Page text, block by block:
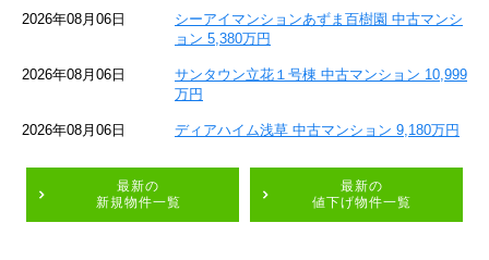
2026年08月06日
シーアイマンションあずま百樹園 中古マンシ
ョン 5,380万円
2026年08月06日
サンタウン立花１号棟 中古マンション 10,999
万円
2026年08月06日 ディアハイム浅草 中古マンション 9,180万円
最新の
新規物件一覧
最新の
値下げ物件一覧